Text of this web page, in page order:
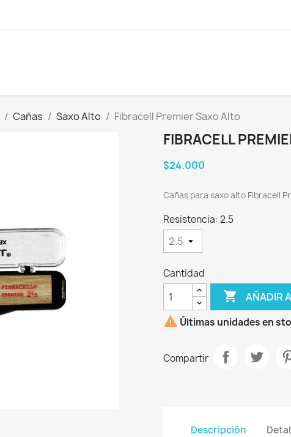
Cañas Saxo Alto Fibracell Premier Saxo Alto
FIBRACELL
$24.000
Cañas para saxo alto Fibracell
Resistencia: 2.5
Cantidad
 AÑADIR
 Últimas unidades en
Compartir
Descripción